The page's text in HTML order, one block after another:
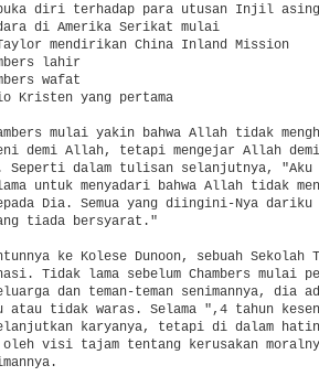
diri terhadap para utusan Injil asing
di Amerika Serikat mulai
mendirikan China Inland Mission
lahir
wafat
Kristen yang pertama
mulai yakin bahwa Allah tidak
demi Allah, tetapi mengejar Allah demi
Seperti dalam tulisan selanjutnya, "Aku
untuk menyadari bahwa Allah tidak
Dia. Semua yang diingini-Nya dariku
tiada bersyarat."
ke Kolese Dunoon, sebuah Sekolah
Tidak lama sebelum Chambers mulai
dan teman-teman senimannya, dia
atau tidak waras. Selama ",4 tahun
karyanya, tetapi di dalam
oleh visi tajam tentang kerusakan